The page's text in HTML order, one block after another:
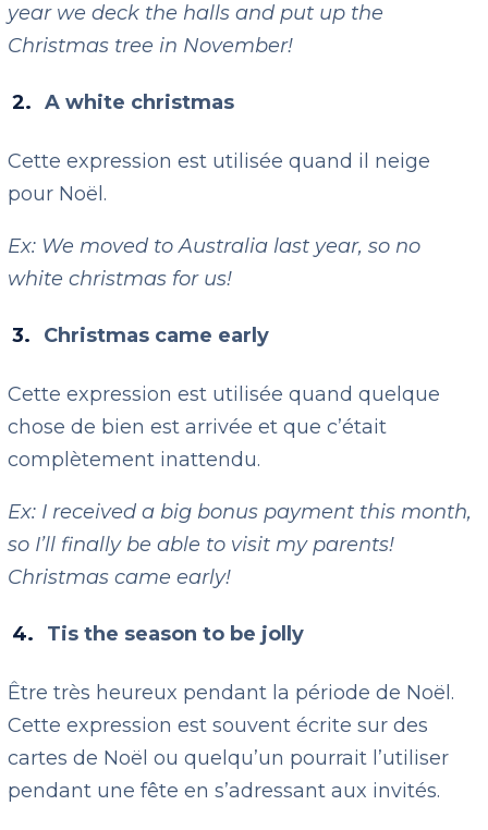
year we deck the halls and put up the
Christmas tree in November!
A white christmas
Cette expression est utilisée quand il neige
pour Noël.
Ex: We moved to Australia last year, so no
white christmas for us!
Christmas came early
Cette expression est utilisée quand quelque
chose de bien est arrivée et que c’était
complètement inattendu.
Ex: I received a big bonus payment this month,
so I’ll finally be able to visit my parents!
Christmas came early!
Tis the season to be jolly
Être très heureux pendant la période de Noël.
Cette expression est souvent écrite sur des
cartes de Noël ou quelqu’un pourrait l’utiliser
pendant une fête en s’adressant aux invités.